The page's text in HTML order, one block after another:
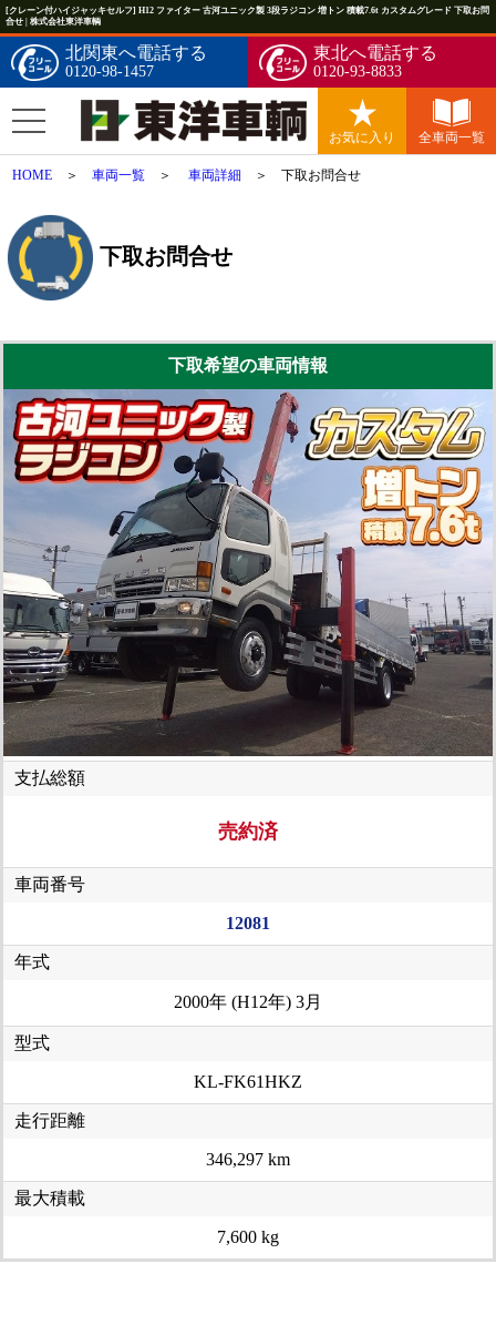
[クレーン付ハイジャッキセルフ] H12 ファイター 古河ユニック製 3段ラジコン 増トン 積載7.6t カスタムグレード 下取お問
合せ | 株式会社東洋車輌
北関東へ電話する
0120-98-1457
東北へ電話する
0120-93-8833
お気に入り 全車両一覧
HOME ＞車両一覧 ＞車両詳細 ＞ 下取お問合せ
下取お問合せ
下取希望の車両情報
支払総額
売約済
車両番号
12081
年式
2000年 (H12年) 3月
型式
KL-FK61HKZ
走行距離
346,297 km
最大積載
7,600 kg